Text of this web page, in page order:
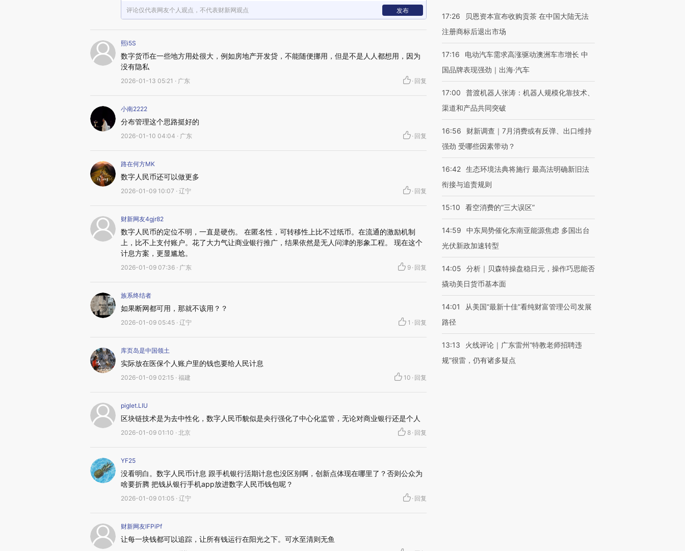
评论仅代表网友个人观点，不代表财新网观点 发布
熙i5S
数字货币在一些地方用处很大，例如房地产开发贷，不能随便挪用，但是不是人人都想用，因为
没有隐私
2026-01-13 05:21 · 广东 · 回复
小南2222
分布管理这个思路挺好的
2026-01-10 04:04 · 广东 · 回复
路在何方MK
数字人民币还可以做更多
2026-01-09 10:07 · 辽宁 · 回复
财新网友4gjr82
数字人民币的定位不明，一直是硬伤。 在匿名性，可转移性上比不过纸币。在流通的激励机制
上，比不上支付账户。花了大力气让商业银行推广，结果依然是无人问津的形象工程。 现在这个
计息方案，更显尴尬。
2026-01-09 07:36 · 广东 9 · 回复
族系终结者
如果断网都可用，那就不该用？？
2026-01-09 05:45 · 辽宁 1 · 回复
库页岛是中国领土
实际放在医保个人账户里的钱也要给人民计息
2026-01-09 02:15 · 福建 10 · 回复
piglet.LIU
区块链技术是为去中性化，数字人民币貌似是央行强化了中心化监管，无论对商业银行还是个人
2026-01-09 01:10 · 北京 8 · 回复
YF25
没看明白。数字人民币计息 跟手机银行活期计息也没区别啊，创新点体现在哪里了？否则公众为
啥要折腾 把钱从银行手机app放进数字人民币钱包呢？
2026-01-09 01:05 · 辽宁 · 回复
财新网友lFPiPf
让每一块钱都可以追踪，让所有钱运行在阳光之下。可水至清则无鱼
17:26
贝恩资本宣布收购贡茶 在中国大陆无法
注册商标后退出市场
17:16
电动汽车需求高涨驱动澳洲车市增长 中
国品牌表现强劲｜出海·汽车
17:00
普渡机器人张涛：机器人规模化靠技术、
渠道和产品共同突破
16:56
财新调查｜7月消费或有反弹、出口维持
强劲 受哪些因素带动？
16:42 生态环境法典将施行 最高法明确新旧法
衔接与追责规则
15:10 看空消费的“三大误区”
14:59
中东局势催化东南亚能源焦虑 多国出台
光伏新政加速转型
14:05
分析｜贝森特操盘稳日元，操作巧思能否
撬动美日货币基本面
14:01
从美国“最新十佳”看纯财富管理公司发展
路径
13:13
火线评论｜广东雷州“特教老师招聘违
规”很雷，仍有诸多疑点